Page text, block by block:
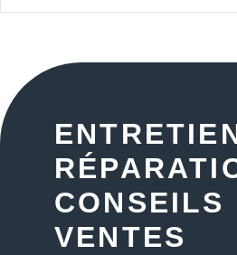
CONSEILS
VENTES